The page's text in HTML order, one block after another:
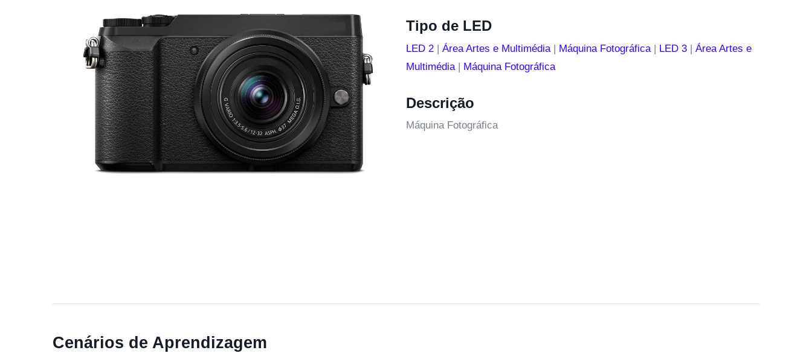
Tipo de LED
LED 2 | Área Artes e Multimédia| Máquina Fotográfica| LED 3 | Área Artes e
Multimédia| Máquina Fotográfica
Descrição
Máquina Fotográfica
Cenários de Aprendizagem